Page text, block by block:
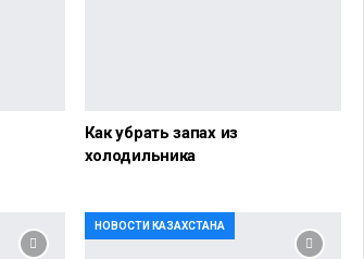
Как убрать запах из
холодильника
НОВОСТИ КАЗАХСТАНА